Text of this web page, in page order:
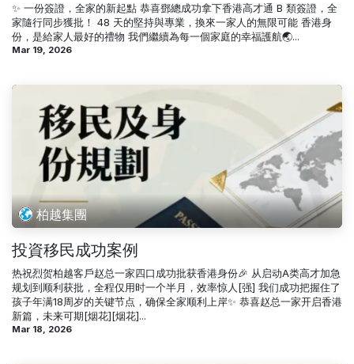
✨ 一份簽證，全家的新起點 恭喜鄧總成功拿下香港高才通 B 類簽證，全
家隨行同步獲批！ 48 天的堅持與專業，換來一家人的無限可能 香港身
份，是給家人最好的禮物 我們繼續為每一個家庭的幸福護航🌏...
Mar 19, 2026
柏越集團
投資移民成功案例
热祝烈‬贺柏越客戶赵总一家四‬口成功批获‬香港身份🎉 从启动A类高‬才加急
规划‬到顺利获批，全程‬仅用时一个半月，效率‬惊人[强] 我们成‬功把握住‬了
孩子年满18周岁‬的关键节点，确保‬全家顺利上岸✨ 恭喜赵总一家开‬启香港
新篇，未来‬可期[烟花][烟花]...
Mar 18, 2026